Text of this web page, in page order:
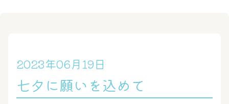
2023年06月19日
七夕に願いを込めて